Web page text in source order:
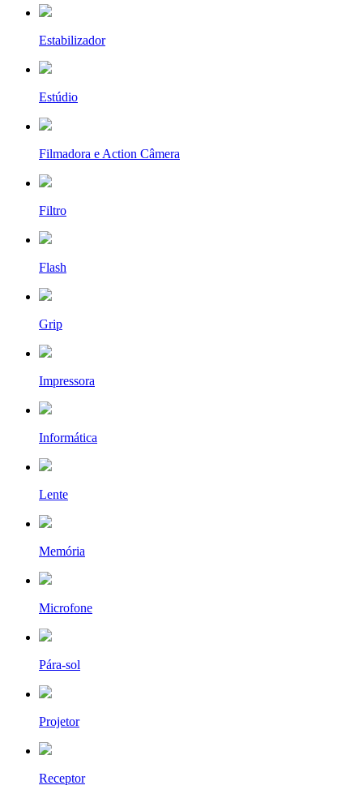
Estabilizador
Estúdio
Filmadora e Action Câmera
Filtro
Flash
Grip
Impressora
Informática
Lente
Memória
Microfone
Pára-sol
Projetor
Receptor